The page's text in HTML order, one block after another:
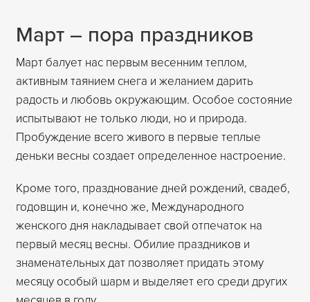
Март – пора праздников
Март балует нас первым весенним теплом,
активным таянием снега и желанием дарить
радость и любовь окружающим. Особое состояние
испытывают не только люди, но и природа.
Пробуждение всего живого в первые теплые
деньки весны создает определенное настроение.
Кроме того, празднование дней рождений, свадеб,
годовщин и, конечно же, Международного
женского дня накладывает свой отпечаток на
первый месяц весны. Обилие праздников и
знаменательных дат позволяет придать этому
месяцу особый шарм и выделяет его среди других